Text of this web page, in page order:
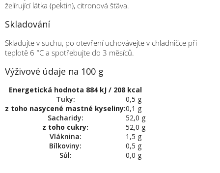
želírující látka (pektin), citronová šťáva.
Skladování
Skladujte v suchu, po otevření uchovávejte v chladničce při
teplotě 6 °C a spotřebujte do 3 měsíců.
Výživové údaje na 100 g
Energetická hodnota 884 kJ / 208 kcal
Tuky:
0,5 g
z toho nasycené mastné kyseliny:0,1 g
Sacharidy:
52,0 g
z toho cukry:
52,0 g
Vláknina:
1,5 g
Bílkoviny:
0,5 g
Sůl:
0,0 g